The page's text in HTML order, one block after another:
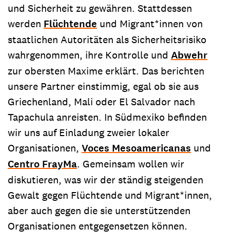
und Sicherheit zu gewähren. Stattdessen
werden Flüchtende und Migrant*innen von
staatlichen Autoritäten als Sicherheitsrisiko
wahrgenommen, ihre Kontrolle und Abwehr
zur obersten Maxime erklärt. Das berichten
unsere Partner einstimmig, egal ob sie aus
Griechenland, Mali oder El Salvador nach
Tapachula anreisten. In Südmexiko befinden
wir uns auf Einladung zweier lokaler
Organisationen, Voces Mesoamericanas und
Centro FrayMa. Gemeinsam wollen wir
diskutieren, was wir der ständig steigenden
Gewalt gegen Flüchtende und Migrant*innen,
aber auch gegen die sie unterstützenden
Organisationen entgegensetzen können.